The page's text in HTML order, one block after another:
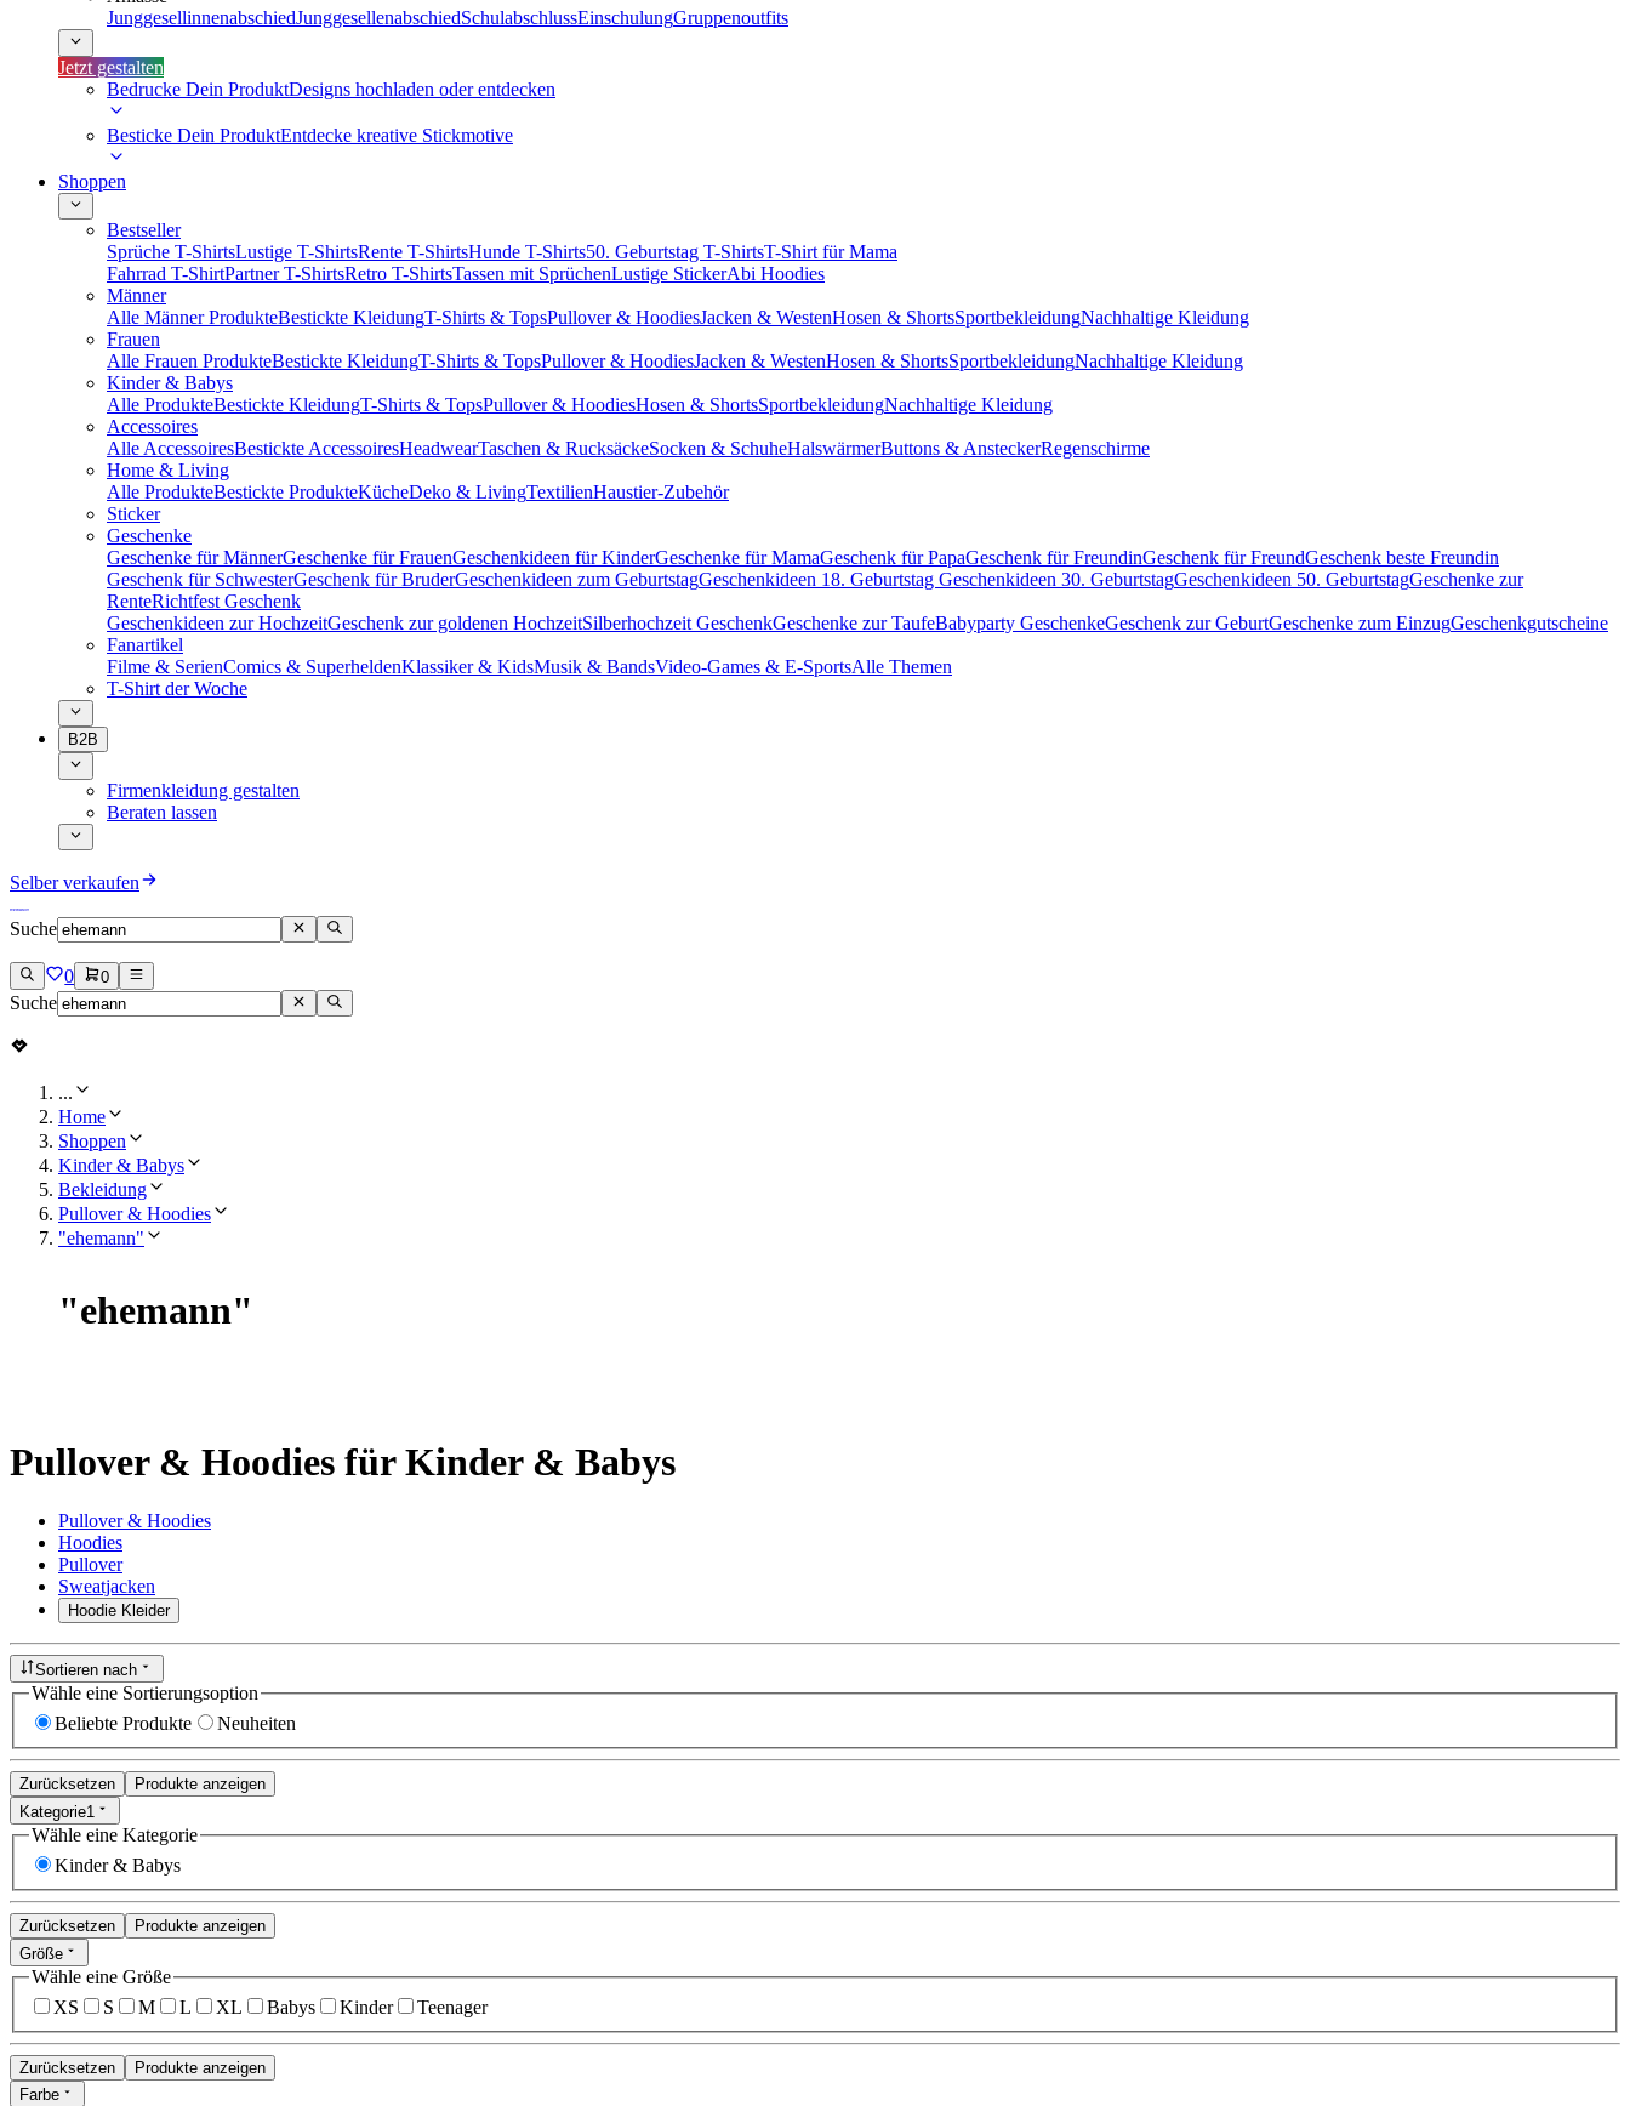
JunggesellinnenabschiedJunggesellenabschiedSchulabschlussEinschulungGruppenoutfits
Jetzt gestalten
Bedrucke Dein ProduktDesigns hochladen oder entdecken
Besticke Dein ProduktEntdecke kreative Stickmotive
Shoppen
Bestseller
Sprüche T-ShirtsLustige T-ShirtsRente T-ShirtsHunde T-Shirts50. Geburtstag T-ShirtsT-Shirt für Mama
Fahrrad T-ShirtPartner T-ShirtsRetro T-ShirtsTassen mit SprüchenLustige StickerAbi Hoodies
Männer
Alle Männer ProdukteBestickte KleidungT-Shirts & TopsPullover & HoodiesJacken & WestenHosen & ShortsSportbekleidungNachhaltige Kleidung
Frauen
Alle Frauen ProdukteBestickte KleidungT-Shirts & TopsPullover & HoodiesJacken & WestenHosen & ShortsSportbekleidungNachhaltige Kleidung
Kinder & Babys
Alle ProdukteBestickte KleidungT-Shirts & TopsPullover & HoodiesHosen & ShortsSportbekleidungNachhaltige Kleidung
Accessoires
Alle AccessoiresBestickte AccessoiresHeadwearTaschen & RucksäckeSocken & SchuheHalswärmerButtons & AnsteckerRegenschirme
Home & Living
Alle ProdukteBestickte ProdukteKücheDeko & LivingTextilienHaustier-Zubehör
Sticker
Geschenke
Geschenke für MännerGeschenke für FrauenGeschenkideen für KinderGeschenke für MamaGeschenk für PapaGeschenk für FreundinGeschenk für FreundGeschenk beste Freundin
Geschenk für SchwesterGeschenk für BruderGeschenkideen zum GeburtstagGeschenkideen 18. Geburtstag Geschenkideen 30. GeburtstagGeschenkideen 50. GeburtstagGeschenke zur
RenteRichtfest Geschenk
Geschenkideen zur HochzeitGeschenk zur goldenen HochzeitSilberhochzeit GeschenkGeschenke zur TaufeBabyparty GeschenkeGeschenk zur GeburtGeschenke zum EinzugGeschenkgutscheine
Fanartikel
Filme & SerienComics & SuperheldenKlassiker & KidsMusik & BandsVideo-Games & E-SportsAlle Themen
T-Shirt der Woche
B2B
Firmenkleidung gestalten
Beraten lassen
Selber verkaufen
Suche
0 0
Suche
...
Home
Shoppen
Kinder & Babys
Bekleidung
Pullover & Hoodies
"ehemann"
"ehemann"
Pullover & Hoodies für Kinder & Babys
Pullover & Hoodies
Hoodies
Pullover
Sweatjacken
Hoodie Kleider
Sortieren nach
Wähle eine Sortierungsoption
Beliebte Produkte
Neuheiten
Zurücksetzen
Produkte anzeigen
Kategorie1
Wähle eine Kategorie
Kinder & Babys
Zurücksetzen
Produkte anzeigen
Größe
Wähle eine Größe
XS
S M L XL Babys Kinder Teenager
Zurücksetzen
Produkte anzeigen
Farbe